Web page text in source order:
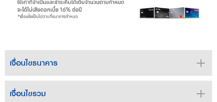
เงื่อนไขธนาคาร
เงื่อนไขรวม